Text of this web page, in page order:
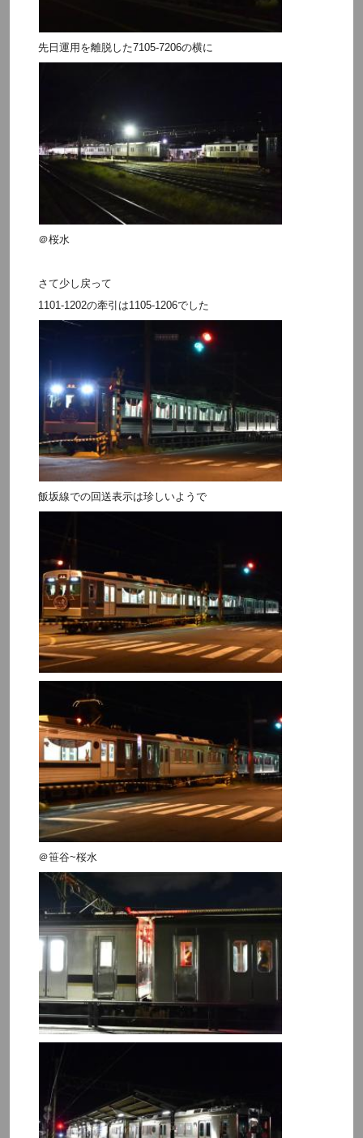
先日運用を離脱した7105-7206の横に
＠桜水
さて少し戻って
1101-1202の牽引は1105-1206でした
飯坂線での回送表示は珍しいようで
＠笹谷~桜水